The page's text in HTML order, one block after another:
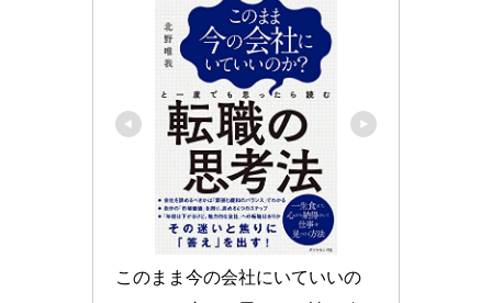
このまま今の会社にいていいの